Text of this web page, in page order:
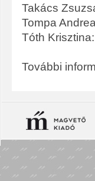
Takács
Tompa
Tóth Krisztina:
További